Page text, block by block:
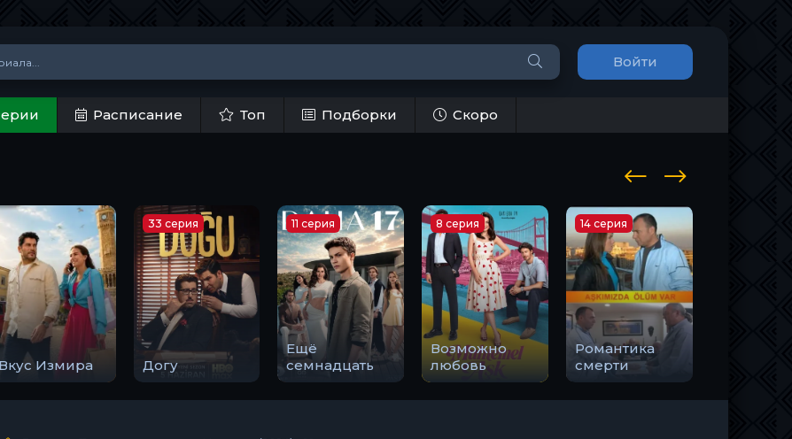
Войти
Расписание Топ Подборки Скоро
Вкус Измира Догу
33 серия
Ещё
семнадцать
11 серия
Возможно
любовь
8 серия
Романтика
смерти
14 серия